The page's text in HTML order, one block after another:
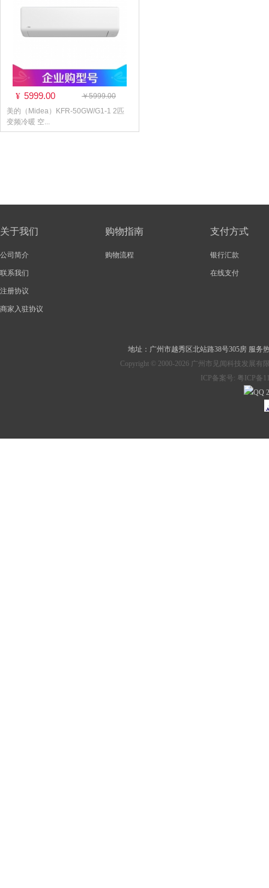
¥ 5999.00
￥5999.00
美的（Midea）KFR-50GW/G1-1 2匹
变频冷暖 空...
关于我们
公司简介
联系我们
注册协议
商家入驻协议
购物指南
购物流程
支付方式
银行汇款
在线支付
地址： 广州市越秀区北站路38号305房 服务
Copyright © 2000-2026 广州市见闻科技发展
ICP备案号: 粤ICP备